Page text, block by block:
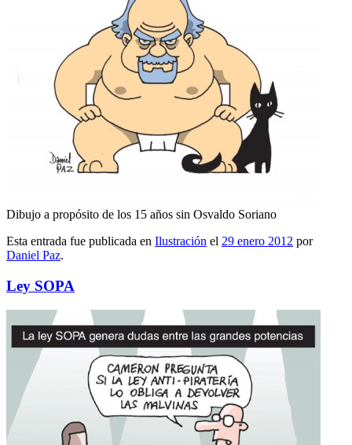
Dibujo a propósito de los 15 años sin Osvaldo Soriano
Esta entrada fue publicada en Ilustración el 29 enero 2012 por
Daniel Paz.
Ley SOPA